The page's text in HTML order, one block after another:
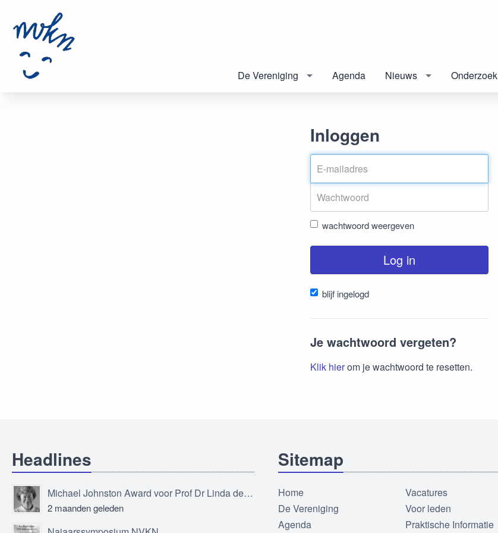
De Vereniging Agenda Nieuws Onderzoek
Inloggen
wachtwoord weergeven
Log in
blijf ingelogd
Je wachtwoord vergeten?
Klik hierom je wachtwoord te resetten.
Headlines
Michael Johnston Award voor Prof Dr Linda de Vries
2 maanden geleden
Sitemap
Home
De Vereniging
Agenda
Vacatures
Voor leden
Praktische Informatie